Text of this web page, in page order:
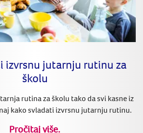
izvrsnu jutarnju rutinu za
školu
rutina za školu tako da svi kasne iz
kako svladati izvrsnu jutarnju rutinu.
Pročitaj više.